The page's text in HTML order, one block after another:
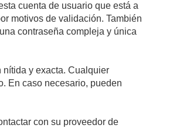
cuenta de usuario que está a
motivos de validación. También
contraseña compleja y única
nítida y exacta. Cualquier
En caso necesario, pueden
con su proveedor de